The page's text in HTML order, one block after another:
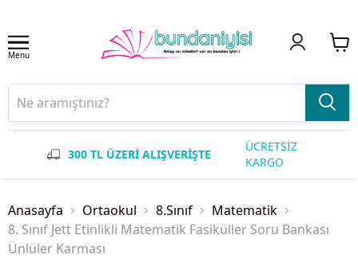
Menu
300 TL ÜZERİ ALIŞVERİŞTE
ÜCRETSİZ
KARGO
Anasayfa Ortaokul 8.Sınıf
Matematik
8. Sınıf Jett Etinlikli Matematik Fasiküller Soru Bankası
Ünlüler Karması